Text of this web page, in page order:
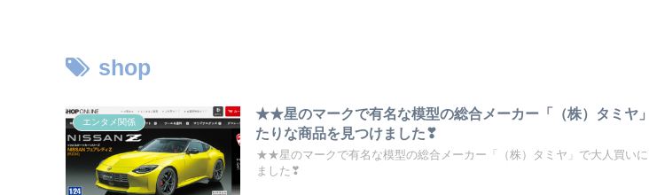
shop
エンタメ関係
★★星のマークで有名な模型の総合メーカー「（株）タミヤ
たりな商品を見つけました❣
★★星のマークで有名な模型の総合メーカー「（株）タミヤ」で大人買い
ました❣